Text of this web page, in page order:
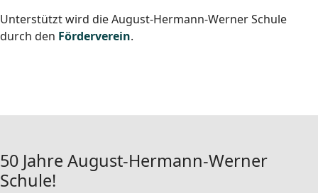
Unterstützt wird die August-Hermann-Werner Schule
durch den Förderverein.
50 Jahre August-Hermann-Werner
Schule!